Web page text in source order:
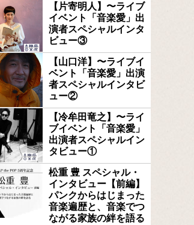
【片寄明人】〜ライブ
イベント「音楽愛」出
演者スペシャルインタ
ビュー③
【山口洋】〜ライブイ
ベント「音楽愛」出演
者スペシャルインタビ
ュー②
【冷牟田竜之】〜ライ
ブイベント「音楽愛」
出演者スペシャルイン
タビュー①
松重 豊 スペシャル・
インタビュー【前編】
パンクからはじまった
音楽遍歴と、音楽でつ
ながる家族の絆を語る